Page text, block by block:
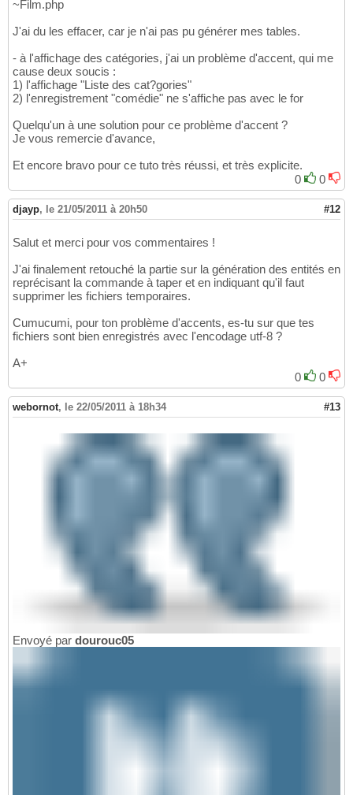
~Film.php
J'ai du les effacer, car je n'ai pas pu générer mes tables.
- à l'affichage des catégories, j'ai un problème d'accent, qui me
cause deux soucis :
1) l'affichage "Liste des cat?gories"
2) l'enregistrement "comédie" ne s'affiche pas avec le for
Quelqu'un à une solution pour ce problème d'accent ?
Je vous remercie d'avance,
Et encore bravo pour ce tuto très réussi, et très explicite.
0
0
djayp, le 21/05/2011 à 20h50 #12
Salut et merci pour vos commentaires !
J'ai finalement retouché la partie sur la génération des entités en
reprécisant la commande à taper et en indiquant qu'il faut
supprimer les fichiers temporaires.
Cumucumi, pour ton problème d'accents, es-tu sur que tes
fichiers sont bien enregistrés avec l'encodage utf-8 ?
A+
0
0
webornot, le 22/05/2011 à 18h34 #13
Envoyé par dourouc05